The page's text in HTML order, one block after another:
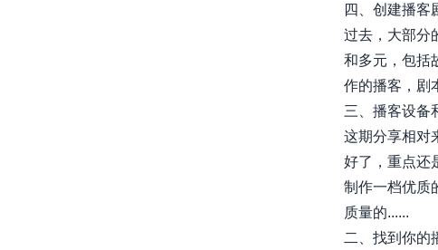
四、创建播客
过去，大部分
和多元，包括
作的播客，剧
三、播客设备
这期分享相对
好了，重点还
制作一档优质
质量的......
二、找到你的